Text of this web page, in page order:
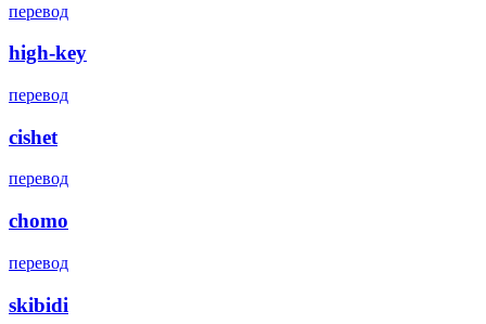
перевод
high-key
перевод
cishet
перевод
chomo
перевод
skibidi